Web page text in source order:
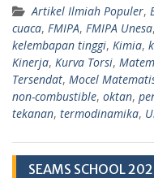
Artikel Ilmiah Populer,
cuaca, FMIPA, FMIPA Unesa,
kelembapan tinggi, Kimia,
Kinerja, Kurva Torsi,
Tersendat, Mocel
non-combustible, oktan,
tekanan, termodinamika,
SEAMS SCHOOL